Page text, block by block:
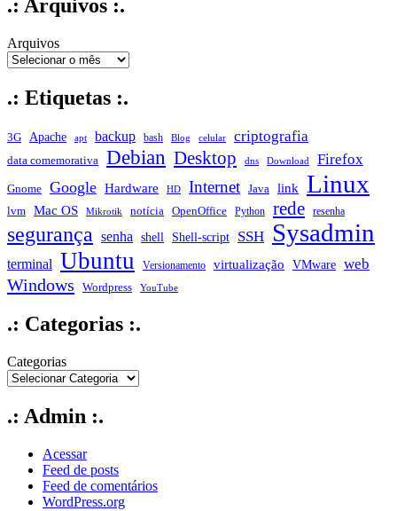
.: Arquivos :.
Arquivos
.: Etiquetas :.
3G Apache apt backup bash Blog celular criptografia
data comemorativa Debian Desktop dns Download Firefox
Gnome Google Hardware HD Internet Java link Linux
lvm Mac OS Mikrotik notícia OpenOffice Python rede resenha
segurança senha shell Shell-script SSH Sysadmin
terminal Ubuntu Versionamento virtualização VMware web
Windows Wordpress YouTube
.: Categorias :.
Categorias
.: Admin :.
Acessar
Feed de posts
Feed de comentários
WordPress.org